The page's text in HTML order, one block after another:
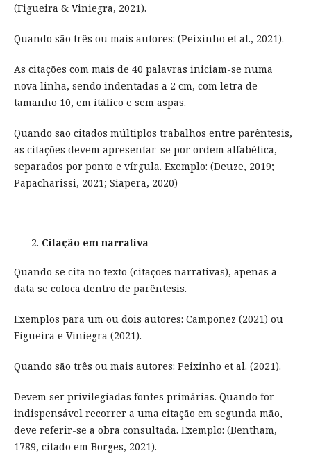
(Figueira & Viniegra, 2021).
Quando são três ou mais autores: (Peixinho et al., 2021).
As citações com mais de 40 palavras iniciam-se numa
nova linha, sendo indentadas a 2 cm, com letra de
tamanho 10, em itálico e sem aspas.
Quando são citados múltiplos trabalhos entre parêntesis,
as citações devem apresentar-se por ordem alfabética,
separados por ponto e vírgula. Exemplo: (Deuze, 2019;
Papacharissi, 2021; Siapera, 2020)
Citação em narrativa
Quando se cita no texto (citações narrativas), apenas a
data se coloca dentro de parêntesis.
Exemplos para um ou dois autores: Camponez (2021) ou
Figueira e Viniegra (2021).
Quando são três ou mais autores: Peixinho et al. (2021).
Devem ser privilegiadas fontes primárias. Quando for
indispensável recorrer a uma citação em segunda mão,
deve referir-se a obra consultada. Exemplo: (Bentham,
1789, citado em Borges, 2021).